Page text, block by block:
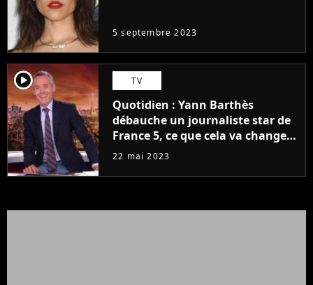
5 septembre 2023
player2 TV
Quotidien : Yann Barthès
débauche un journaliste star de
France 5, ce que cela va changer
à la rentrée
22 mai 2023